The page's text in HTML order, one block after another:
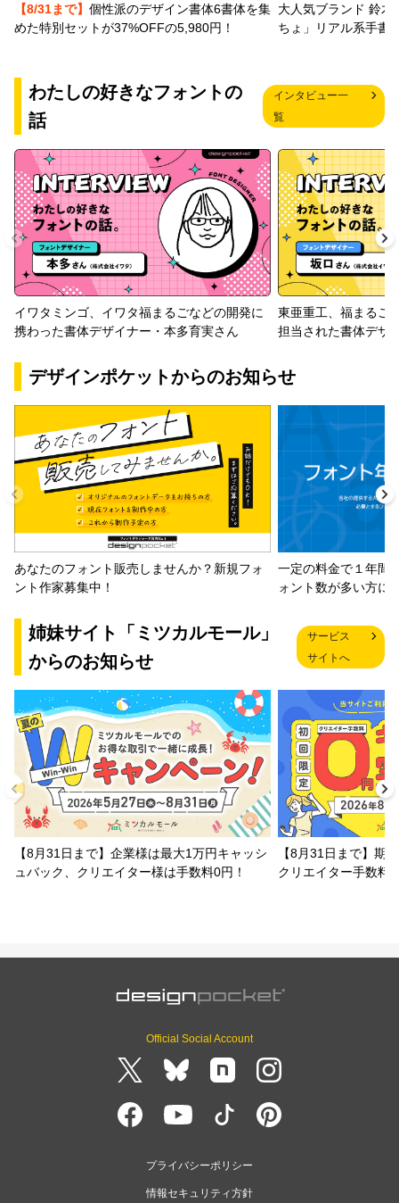
【8/31まで】 個性派のデザイン書体6書体を集
めた特別セットが37%OFFの5,980円！
大人気ブランド 鈴木
ちょ」リアル系手書
わたしの好きなフォントの
話
インタビュー一
覧
イワタミンゴ、イワタ福まるごなどの開発に
携わった書体デザイナー・本多育実さん
東亜重工、福まるご
担当された書体デザ
デザインポケットからのお知らせ
あなたのフォント販売しませんか？新規フォ
ント作家募集中！
一定の料金で１年間
ォント数が多い方に
姉妹サイト「ミツカルモール」
からのお知らせ
サービス
サイトへ
【8月31日まで】企業様は最大1万円キャッシ
ュバック、クリエイター様は手数料0円！
【8月31日まで】期
クリエイター手数料
Official Social Account
プライバシーポリシー
情報セキュリティ方針